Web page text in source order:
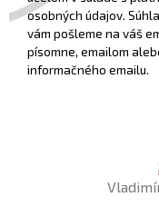
osobných údajov.
vám pošleme na váš
písomne, emailom
informačného emailu.